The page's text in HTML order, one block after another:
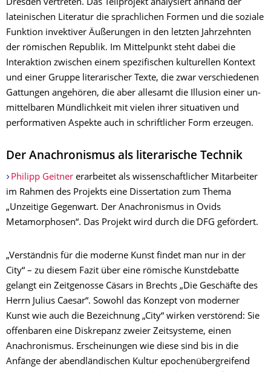
Dresden vertreten. Das Teilprojekt analysiert anhand der
lateinischen Literatur die sprachlichen Formen und die soziale
Funktion invektiver Äußerungen in den letzten Jahrzehnten
der römischen Republik. Im Mittelpunkt steht dabei die
Interaktion zwischen einem spezifischen kulturellen Kontext
und einer Gruppe lite­rarischer Texte, die zwar verschiedenen
Gattungen angehören, die aber allesamt die Illusion einer un­
mittel­baren Mündlichkeit mit vielen ihrer situativen und
performativen Aspekte auch in schriftlicher Form erzeugen.
Der Anachronismus als literarische Technik
Philipp Geitnererarbeitet als wissenschaftlicher Mitarbeiter
im Rahmen des Projekts eine Dissertation zum Thema
„Unzeitige Gegenwart. Der Anachronismus in Ovids
Metamorphosen“. Das Projekt wird durch die DFG gefördert.
„Verständnis für die moderne Kunst findet man nur in der
City“ – zu diesem Fazit über eine römische Kunstdebatte
gelangt ein Zeitgenosse Cäsars in Brechts „Die Geschäfte des
Herrn Julius Caesar“. Sowohl das Konzept von moderner
Kunst wie auch die Bezeichnung „City“ wirken verstörend: Sie
offenbaren eine Diskrepanz zweier Zeitsysteme, einen
Anachronismus. Erscheinungen wie diese sind bis in die
Anfänge der abendländischen Kultur epochenübergreifend